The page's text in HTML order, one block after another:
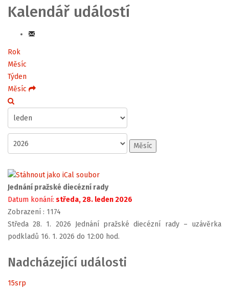
Kalendář událostí
Rok
Měsíc
Týden
Měsíc
Měsíc
Jednání pražské diecézní rady
Datum konání: středa, 28. leden 2026
Zobrazení : 1174
Středa 28. 1. 2026 Jednání pražské diecézní rady – uzávěrka
podkladů 16. 1. 2026 do 12:00 hod.
Nadcházející události
15srp